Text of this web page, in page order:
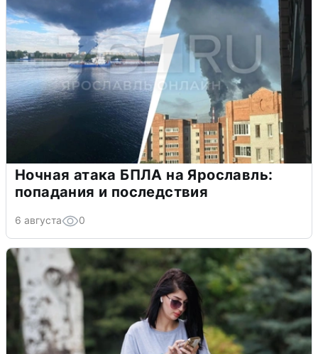
Ночная атака БПЛА на Ярославль:
попадания и последствия
6 августа 0